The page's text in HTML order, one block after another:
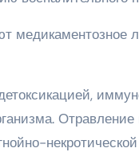
медикаментозное